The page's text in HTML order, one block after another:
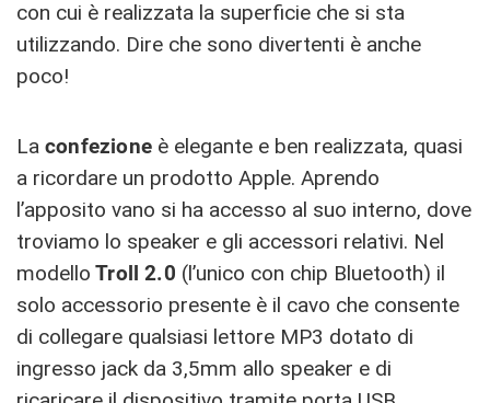
con cui è realizzata la superficie che si sta
utilizzando. Dire che sono divertenti è anche
poco!
La confezione è elegante e ben realizzata, quasi
a ricordare un prodotto Apple. Aprendo
l’apposito vano si ha accesso al suo interno, dove
troviamo lo speaker e gli accessori relativi. Nel
modello Troll 2.0 (l’unico con chip Bluetooth) il
solo accessorio presente è il cavo che consente
di collegare qualsiasi lettore MP3 dotato di
ingresso jack da 3,5mm allo speaker e di